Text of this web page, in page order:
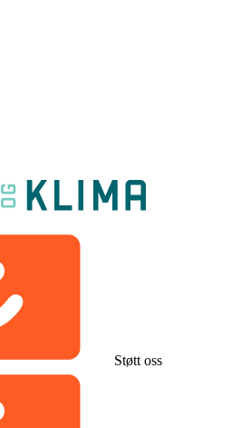
Støtt oss